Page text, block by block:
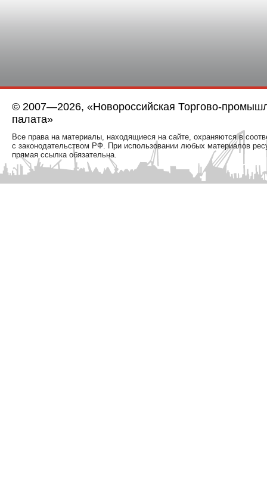
© 2007—2026, «Новороссийская Торгово-
палата»
Все права на материалы, находящиеся на сайте, охраняются в
с законодательством РФ. При использовании любых материалов
прямая ссылка обязательна.